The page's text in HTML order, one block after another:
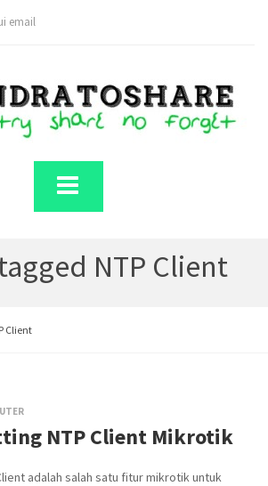
email
NTP Client
Client
NTP Client Mikrotik
adalah salah satu fitur mikrotik untuk